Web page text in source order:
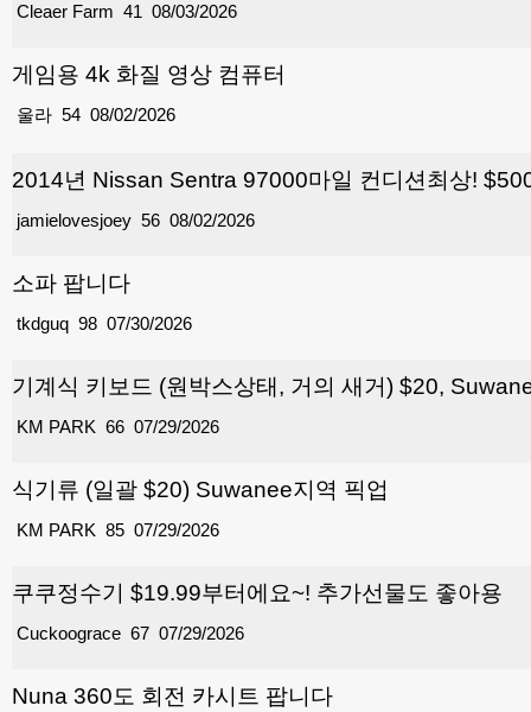
41
Cleaer Farm 08/03/2026
게임용 4k 화질 영상 컴퓨터
54
울라 08/02/2026
2014년 Nissan Sentra 97000마일 컨디션최상!
56
jamielovesjoey 08/02/2026
소파 팝니다
98
tkdguq 07/30/2026
기계식 키보드 (원박스상태, 거의 새거) $20,
66
KM PARK 07/29/2026
식기류 (일괄 $20) Suwanee지역 픽업
85
KM PARK 07/29/2026
쿠쿠정수기 $19.99부터에요~! 추가선물도 좋아용
67
Cuckoograce 07/29/2026
Nuna 360도 회전 카시트 팝니다